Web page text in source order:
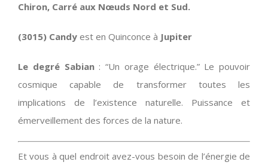
Chiron, Carré aux Nœuds Nord et Sud.
(3015) Candy est en Quinconce à Jupiter
Le degré Sabian: “Un orage électrique.” Le pouvoir
cosmique capable de transformer toutes les
implications de l’existence naturelle. Puissance et
émerveillement des forces de la nature.
Et vous à quel endroit avez-vous besoin de l’énergie de